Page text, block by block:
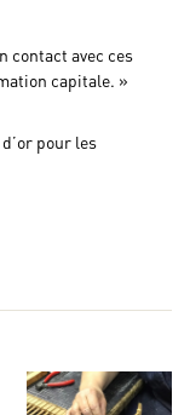
contact avec ces
capitale. »
pour les